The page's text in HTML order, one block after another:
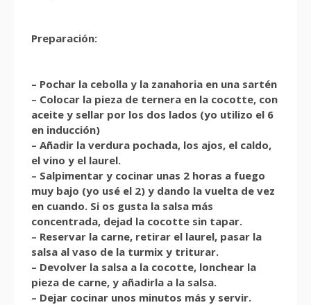
Preparación:
– Pochar la cebolla y la zanahoria en una sartén
– Colocar la pieza de ternera en la cocotte, con
aceite y sellar por los dos lados (yo utilizo el 6
en inducción)
– Añadir la verdura pochada, los ajos, el caldo,
el vino y el laurel.
– Salpimentar y cocinar unas 2 horas a fuego
muy bajo (yo usé el 2) y dando la vuelta de vez
en cuando. Si os gusta la salsa más
concentrada, dejad la cocotte sin tapar.
– Reservar la carne, retirar el laurel, pasar la
salsa al vaso de la turmix y triturar.
– Devolver la salsa a la cocotte, lonchear la
pieza de carne, y añadirla a la salsa.
– Dejar cocinar unos minutos más y servir.